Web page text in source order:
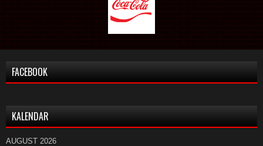
FACEBOOK
KALENDAR
AUGUST 2026